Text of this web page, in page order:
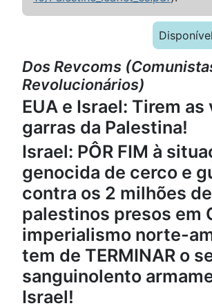
Dos Revcoms
Revolucionários)
EUA e Israel: Tirem as
garras da Palestina!
Israel: PÔR FIM à
genocida de cerco e
contra os 2 milhões de
palestinos presos em
imperialismo norte-
tem de TERMINAR o
sanguinolento
Israel!